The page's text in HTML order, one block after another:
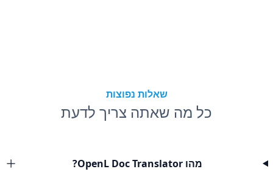
שאלות נפוצות
כל מה שאתה צריך לדעת
מהו OpenL Doc Translator?